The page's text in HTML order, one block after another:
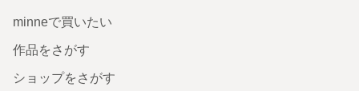
minneで買いたい
作品をさがす
ショップをさがす